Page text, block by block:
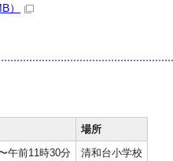
）
場所
午前11時30分 清和台小学校